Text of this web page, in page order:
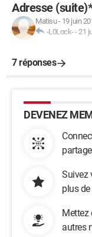
Adresse
Matisu- 19 juin
-L0Lock--21
7 réponses
DEVENEZ
Suivez
plus
Mettez
autres